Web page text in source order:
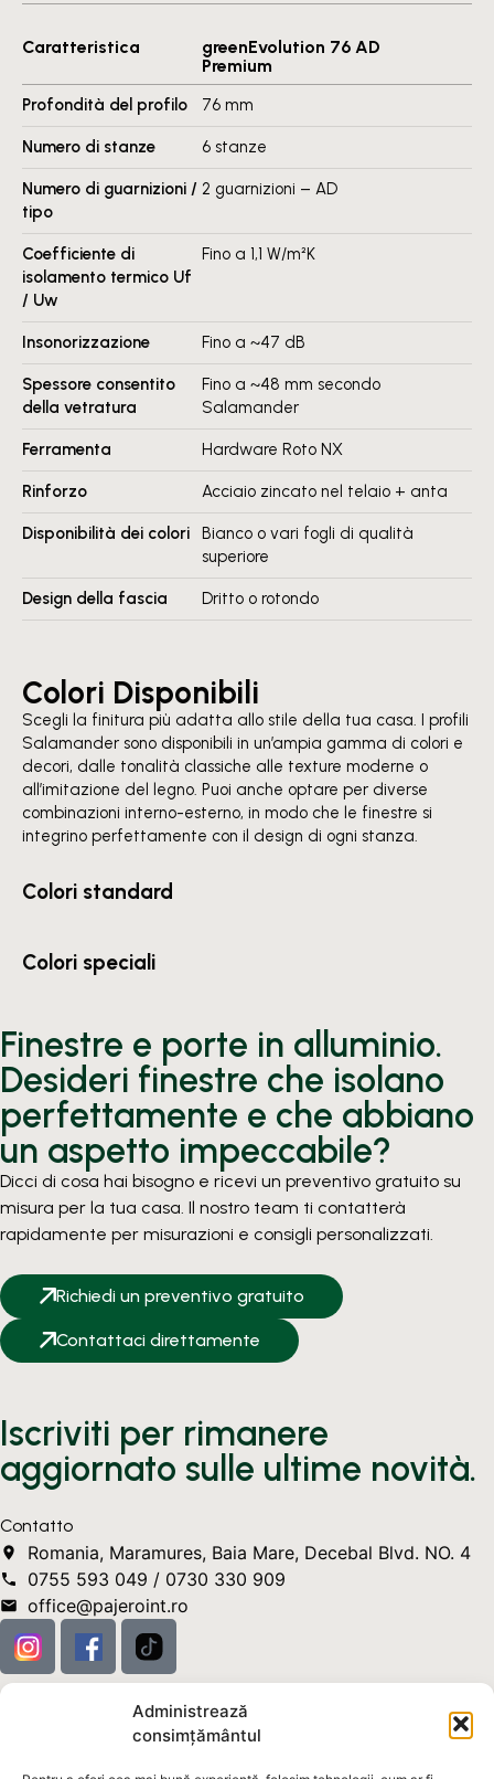
Administrează
consimțământul
Caratteristica
greenEvolution 76 AD
Premium
Profondità del profilo 76 mm
Numero di stanze 6 stanze
Numero di guarnizioni /
tipo
2 guarnizioni – AD
Coefficiente di
isolamento termico Uf
/ Uw
Fino a 1,1 W/m²K
Insonorizzazione Fino a ~47 dB
Spessore consentito
della vetratura
Fino a ~48 mm secondo
Salamander
Ferramenta Hardware Roto NX
Rinforzo Acciaio zincato nel telaio + anta
Disponibilità dei colori
Bianco o vari fogli di qualità
superiore
Design della fascia Dritto o rotondo
Colori Disponibili
Scegli la finitura più adatta allo stile della tua casa. I profili
Salamander sono disponibili in un’ampia gamma di colori e
decori, dalle tonalità classiche alle texture moderne o
all’imitazione del legno. Puoi anche optare per diverse
combinazioni interno-esterno, in modo che le finestre si
integrino perfettamente con il design di ogni stanza.
Colori standard
Colori speciali
Finestre e porte in alluminio.
Desideri finestre che isolano
perfettamente e che abbiano
un aspetto impeccabile?
Dicci di cosa hai bisogno e ricevi un preventivo gratuito su
misura per la tua casa. Il nostro team ti contatterà
rapidamente per misurazioni e consigli personalizzati.
Richiedi un preventivo gratuito
Contattaci direttamente
Iscriviti per rimanere
aggiornato sulle ultime novità.
Contatto
Romania, Maramures, Baia Mare, Decebal Blvd. NO. 4
0755 593 049 / 0730 330 909
office@pajeroint.ro
Falegnameria in PVC